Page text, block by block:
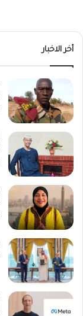
أخر الاخبار